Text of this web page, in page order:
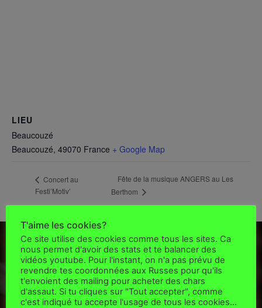
LIEU
Beaucouzé
Beaucouzé, 49070 France + Google Map
Concert au
Festi’Motiv’
Fête de la musique ANGERS au Les
Berthom
PRESS-KIT
Pour toi, cher programmateur
T'aime les cookies?
Ce site utilise des cookies comme tous les sites. Ca
nous permet d'avoir des stats et te balancer des
vidéos youtube. Pour l'instant, on n'a pas prévu de
revendre tes coordonnées aux Russes pour qu'ils
t'envoient des mailing pour acheter des chars
d'assaut. Si tu cliques sur "Tout accepter", comme
c'est indiqué tu accepte l'usage de tous les cookies...